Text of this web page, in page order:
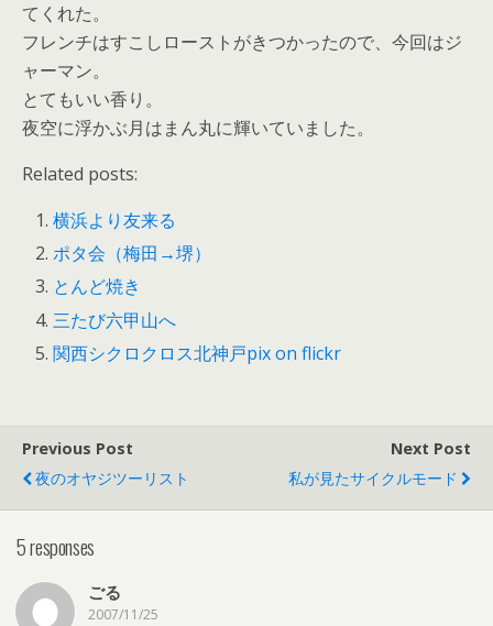
てくれた。
フレンチはすこしローストがきつかったので、今回はジ
ャーマン。
とてもいい香り。
夜空に浮かぶ月はまん丸に輝いていました。
Related posts:
横浜より友来る
ポタ会（梅田→堺）
とんど焼き
三たび六甲山へ
関西シクロクロス北神戸pix on flickr
Previous Post
夜のオヤジツーリスト
Next Post
私が見たサイクルモード
5 responses
ごる
2007/11/25